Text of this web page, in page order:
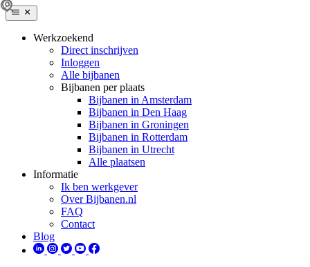
Werkzoekend
Direct inschrijven
Inloggen
Alle bijbanen
Bijbanen per plaats
Bijbanen in Amsterdam
Bijbanen in Den Haag
Bijbanen in Groningen
Bijbanen in Rotterdam
Bijbanen in Utrecht
Alle plaatsen
Informatie
Ik ben werkgever
Over Bijbanen.nl
FAQ
Contact
Blog